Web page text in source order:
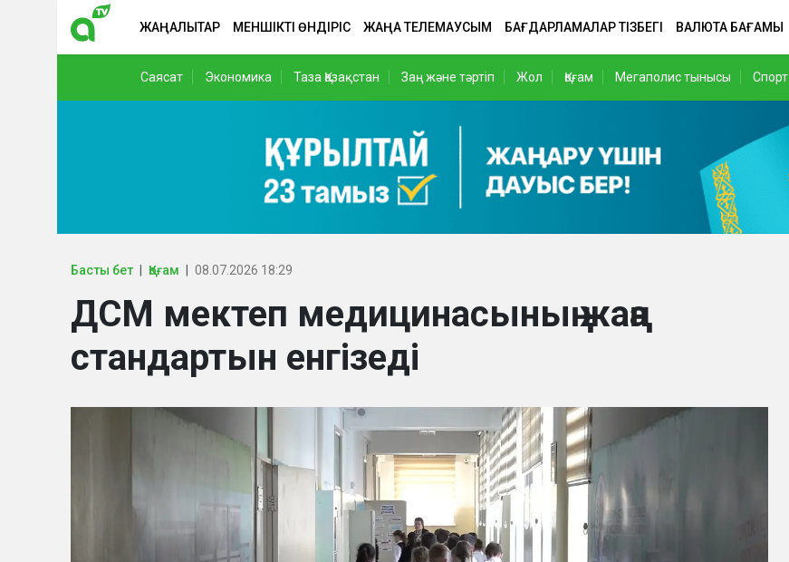
ЖАҢАЛЫҚТАР МЕНШІКТІ ӨНДІРІС ЖАҢА ТЕЛЕМАУСЫМ БАҒДАРЛАМАЛАР ТІЗБЕГІ ВАЛЮТА БАҒАМЫ
Саясат Экономика Таза Қазақстан Заң және тәртіп Жол Қоғам Мегаполис тынысы Спорт
Басты бет Қоғам 08.07.2026 18:29
ДСМ мектеп медицинасының жаңа
стандартын енгізеді